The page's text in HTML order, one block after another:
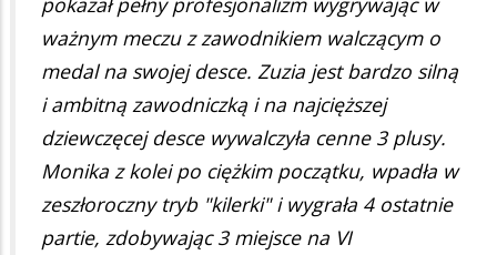
ważnym meczu z zawodnikiem walczącym o
medal na swojej desce. Zuzia jest bardzo silną
i ambitną zawodniczką i na najcięższej
dziewczęcej desce wywalczyła cenne 3 plusy.
Monika z kolei po ciężkim początku, wpadła w
zeszłoroczny tryb "kilerki" i wygrała 4 ostatnie
partie, zdobywając 3 miejsce na VI